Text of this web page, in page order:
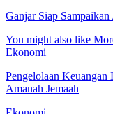
Ganjar Siap
You might also like
Ekonomi
Pengelolaan
Amanah Jemaah